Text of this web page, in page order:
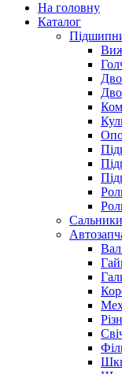
На головну
Каталог
Сальники